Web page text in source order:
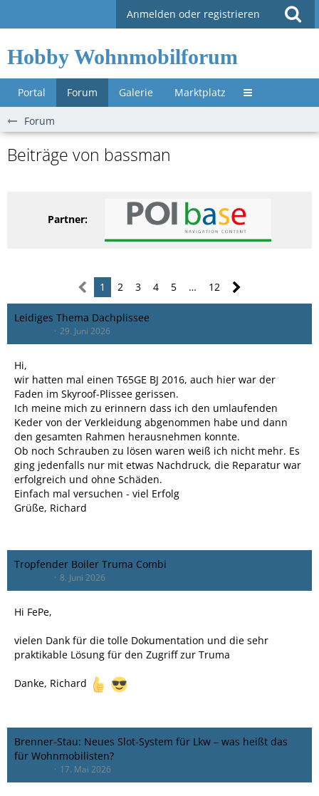
Anmelden oder registrieren
Hobby Wohnmobilforum
Portal Forum Galerie Marktplatz Untermenü »
Forum
Beiträge von bassman
Partner:
1 2 3 4 5 … 12
Leidiges Thema Dachplissee
29. Juni 2026
Hi,
wir hatten mal einen T65GE BJ 2016, auch hier war der
Faden im Skyroof-Plissee gerissen.
Ich meine mich zu erinnern dass ich den umlaufenden
Keder von der Verkleidung abgenommen habe und dann
den gesamten Rahmen herausnehmen konnte.
Ob noch Schrauben zu lösen waren weiß ich nicht mehr. Es
ging jedenfalls nur mit etwas Nachdruck, die Reparatur war
erfolgreich und ohne Schäden.
Einfach mal versuchen - viel Erfolg
Grüße, Richard
Tropfender Boiler Truma Combi
8. Juni 2026
Hi FePe,
vielen Dank für die tolle Dokumentation und die sehr
praktikable Lösung für den Zugriff zur Truma
Danke, Richard
Brenner-Stau: Neues Slot-System für Lkw – was heißt das
für Wohnmobilisten?
17. Mai 2026